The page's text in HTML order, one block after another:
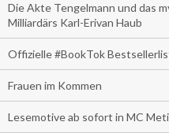
Die Akte Tengelmann und das
Milliardärs Karl-Erivan Haub
Offizielle #BookTok
Frauen im Kommen
Lesemotive ab sofort in MC